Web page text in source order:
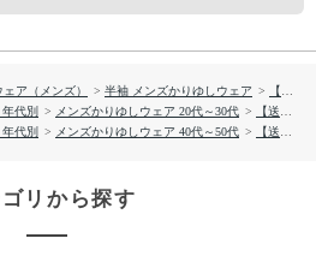
ア（メンズ） > 半袖 メンズかりゆしウェア >
【送料無料】UCHINA柄 かりゆしウェア1860885
代別 > メンズかりゆしウェア 20代～30代 >
【送料無料】UCHINA柄 かりゆしウェア1860885
代別 > メンズかりゆしウェア 40代～50代 > 【送料無料】UCHINA柄 かりゆしウェア1860885
リから探す